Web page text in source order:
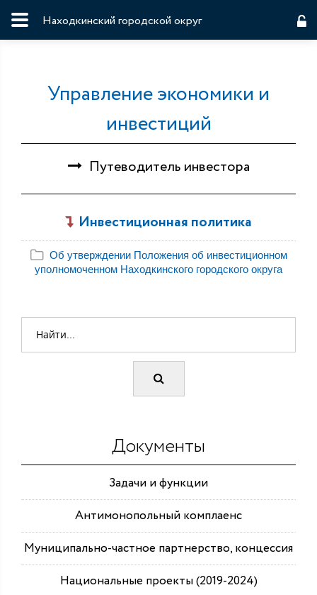
Находкинский городской округ
Управление экономики и
инвестиций
Путеводитель инвестора
Инвестиционная политика
Об утверждении Положения об инвестиционном
уполномоченном Находкинского городского округа
Документы
Задачи и функции
Антимонопольный комплаенс
Муниципально-частное партнерство, концессия
Национальные проекты (2019-2024)